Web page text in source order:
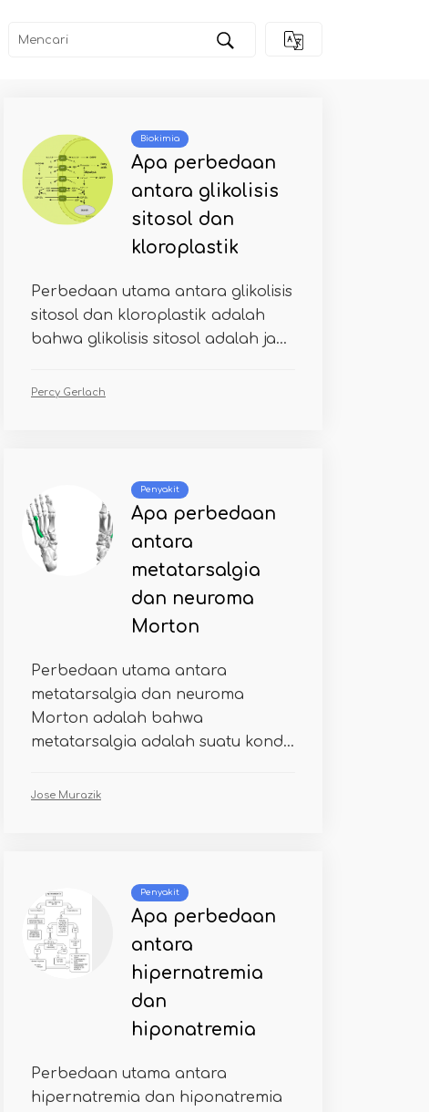
Biokimia
Apa perbedaan
antara glikolisis
sitosol dan
kloroplastik
Perbedaan utama antara glikolisis
sitosol dan kloroplastik adalah
bahwa glikolisis sitosol adalah ja...
Percy Gerlach
Penyakit
Apa perbedaan
antara
metatarsalgia
dan neuroma
Morton
Perbedaan utama antara
metatarsalgia dan neuroma
Morton adalah bahwa
metatarsalgia adalah suatu kond...
Jose Murazik
Penyakit
Apa perbedaan
antara
hipernatremia
dan
hiponatremia
Perbedaan utama antara
hipernatremia dan hiponatremia